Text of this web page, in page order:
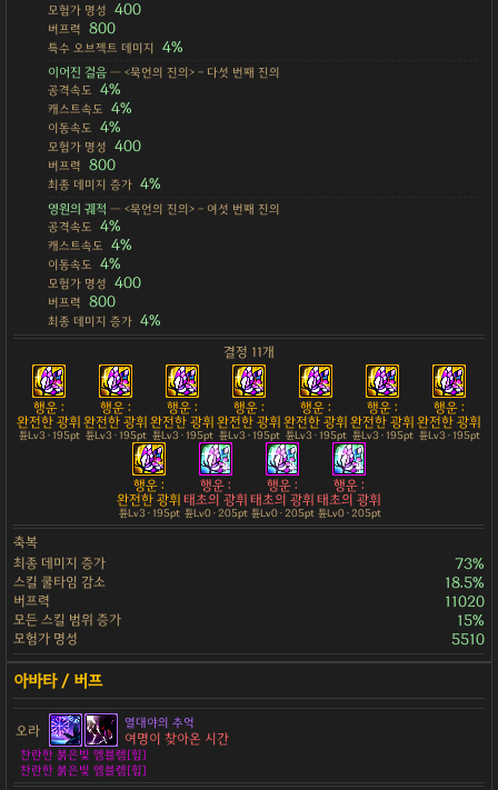
모험가 명성 400
버프력 800
특수 오브젝트 데미지 4%
이어진 걸음— <묵언의 진의> - 다섯 번째 진의
공격속도
4%
캐스트속도 4%
이동속도 4%
모험가 명성 400
버프력 800
최종 데미지 증가 4%
영원의 궤적— <묵언의 진의> - 여섯 번째 진의
공격속도
4%
캐스트속도 4%
이동속도 4%
모험가 명성 400
버프력 800
최종 데미지 증가 4%
결정 11개
행운 :
완전한 광휘
튠Lv3 · 195pt
행운 :
완전한 광휘
튠Lv3 · 195pt
행운 :
완전한 광휘
튠Lv3 · 195pt
행운 :
완전한 광휘
튠Lv3 · 195pt
행운 :
완전한 광휘
튠Lv3 · 195pt
행운 :
완전한 광휘
튠Lv3 · 195pt
행운 :
완전한 광휘
튠Lv3 · 195pt
행운 :
완전한 광휘
튠Lv3 · 195pt
행운 :
태초의 광휘
튠Lv0 · 205pt
행운 :
태초의 광휘
튠Lv0 · 205pt
행운 :
태초의 광휘
튠Lv0 · 205pt
축복
최종 데미지 증가
73%
스킬 쿨타임 감소 18.5%
버프력 11020
모든 스킬 범위 증가 15%
모험가 명성 5510
오라 열대야의 추억
여명이 찾아온 시간
찬란한 붉은빛 엠블렘[힘]
찬란한 붉은빛 엠블렘[힘]